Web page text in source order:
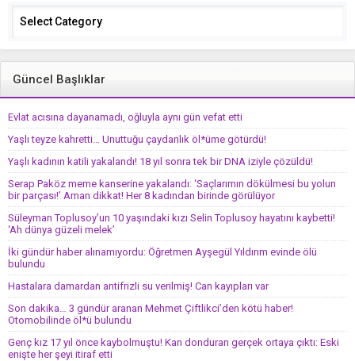
Categories
Güncel Başlıklar
Evlat acısına dayanamadı, oğluyla aynı gün vefat etti
Yaşlı teyze kahretti… Unuttuğu çaydanlık öl*üme götürdü!
Yaşlı kadının katili yakalandı! 18 yıl sonra tek bir DNA iziyle çözüldü!
Serap Paköz meme kanserine yakalandı: ‘Saçlarımın dökülmesi bu yolun
bir parçası!’ Aman dikkat! Her 8 kadından birinde görülüyor
Süleyman Toplusoy’un 10 yaşındaki kızı Selin Toplusoy hayatını kaybetti!
‘Ah dünya güzeli melek’
İki gündür haber alınamıyordu: Öğretmen Ayşegül Yıldırım evinde ölü
bulundu
Hastalara damardan antifrizli su verilmiş! Can kayıpları var
Son dakika… 3 gündür aranan Mehmet Çiftlikci’den kötü haber!
Otomobilinde öl*ü bulundu
Genç kız 17 yıl önce kaybolmuştu! Kan donduran gerçek ortaya çıktı: Eski
enişte her şeyi itiraf etti